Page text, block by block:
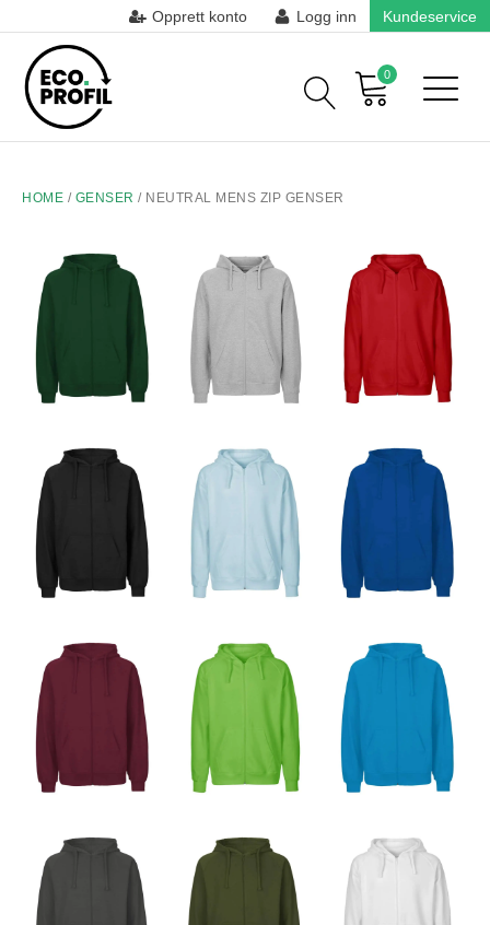
Opprett konto Logg inn Kundeservice
0
HOME / GENSER / NEUTRAL MENS ZIP GENSER